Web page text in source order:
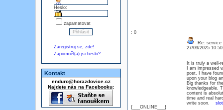
Heslo:
zapamatovat
Zaregistruj se, zde!
Zapomněl(a) jsi heslo?
Kontakt
enduro@horazdovice.cz
Najdete nás na Facebooku:
: 0
{___ONLINE___}
Re: service
27/09/2025
It is truly a well-
I am
post. I have
upon your blog
Big thanks for
knowledgeable.
content is
time and real
write soon.